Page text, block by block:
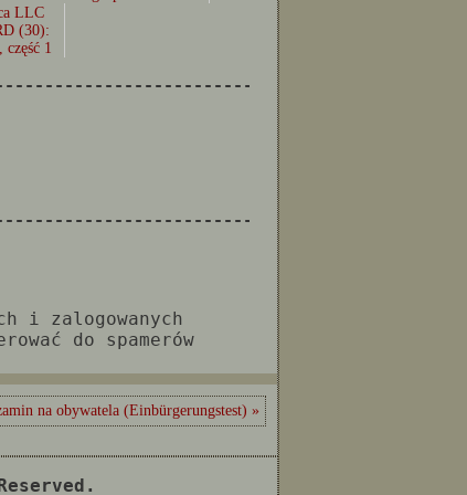
(30):
1
i zalogowanych
do spamerów
na obywatela (Einbürgerungstest) »